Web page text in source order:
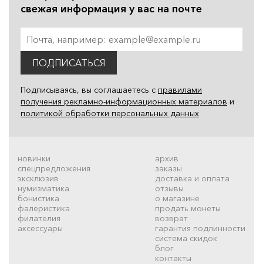
свежая информация у вас на почте
ПОДПИСАТЬСЯ
Подписываясь, вы соглашаетесь с правилами
получения рекламно-информационных материалов и
политикой обработки персональных данных
новинки
спецпредложения
эксклюзив
нумизматика
бонистика
фалеристика
филателия
аксессуары
архив
заказы
доставка и оплата
отзывы
о магазине
продать монеты
возврат
гарантия подлинности
система скидок
блог
контакты